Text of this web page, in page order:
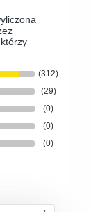
(312)
(29)
(0)
(0)
(0)